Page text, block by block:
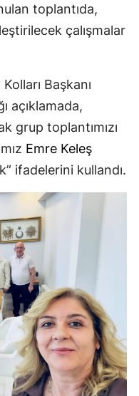
toplantıda,
çalışmalar
Başkanı
açıklamada,
grup toplantımızı
Emre Keleş
ifadelerini kullandı.